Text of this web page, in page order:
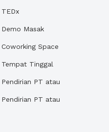
Masak
Space
Tinggal
PT atau
PT atau